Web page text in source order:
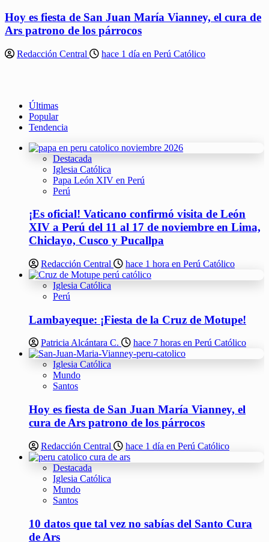
Hoy es fiesta de San Juan María Vianney, el cura de
Ars patrono de los párrocos
Redacción Central hace 1 día en Perú Católico
Últimas
Popular
Tendencia
Destacada
Iglesia Católica
Papa León XIV en Perú
Perú
¡Es oficial! Vaticano confirmó visita de León
XIV a Perú del 11 al 17 de noviembre en Lima,
Chiclayo, Cusco y Pucallpa
Redacción Central hace 1 hora en Perú Católico
Iglesia Católica
Perú
Lambayeque: ¡Fiesta de la Cruz de Motupe!
Patricia Alcántara C. hace 7 horas en Perú Católico
Iglesia Católica
Mundo
Santos
Hoy es fiesta de San Juan María Vianney, el
cura de Ars patrono de los párrocos
Redacción Central hace 1 día en Perú Católico
Destacada
Iglesia Católica
Mundo
Santos
10 datos que tal vez no sabías del Santo Cura
de Ars